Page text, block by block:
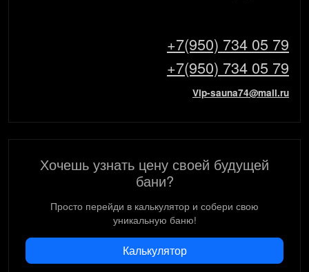
+7(950) 734 05 79
+7(950) 734 05 79
Vip-sauna74@mail.ru
Хочешь узнать цену своей будущей
бани?
Просто перейди в калькулятор и собери свою
уникальную баню!
Калькулятор